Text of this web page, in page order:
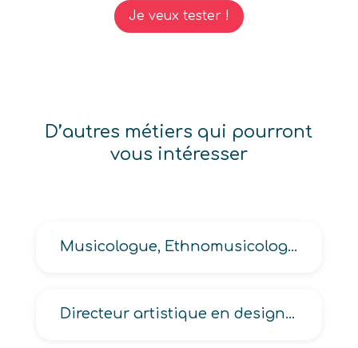
Je veux tester !
D’autres métiers qui pourront
vous intéresser
Musicologue, Ethnomusicologue
Directeur artistique en design produit, Directeur de création designer